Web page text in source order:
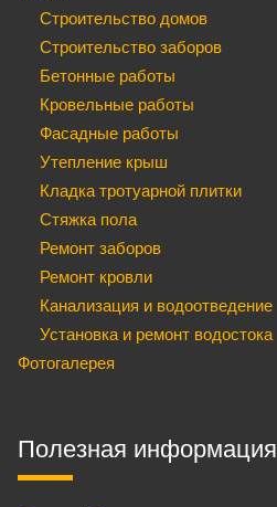
Строительство домов
Строительство заборов
Бетонные работы
Кровельные работы
Фасадные работы
Утепление крыш
Кладка тротуарной плитки
Стяжка пола
Ремонт заборов
Ремонт кровли
Канализация и водоотведение
Установка и ремонт водостока
Фотогалерея
Полезная информация